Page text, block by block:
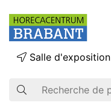
Recherche
Salle d'exposition